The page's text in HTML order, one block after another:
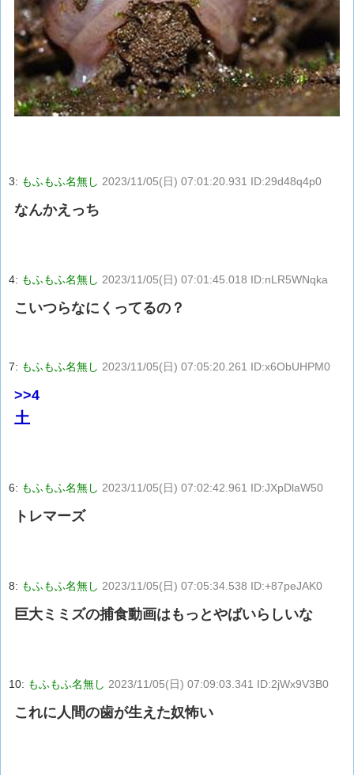
3: もふもふ名無し 2023/11/05(日) 07:01:20.931 ID:29d48q4p0
なんかえっち
4: もふもふ名無し 2023/11/05(日) 07:01:45.018 ID:nLR5WNqka
こいつらなにくってるの？
7: もふもふ名無し 2023/11/05(日) 07:05:20.261 ID:x6ObUHPM0
>>4
土
6: もふもふ名無し 2023/11/05(日) 07:02:42.961 ID:JXpDlaW50
トレマーズ
8: もふもふ名無し 2023/11/05(日) 07:05:34.538 ID:+87peJAK0
巨大ミミズの捕食動画はもっとやばいらしいな
10: もふもふ名無し 2023/11/05(日) 07:09:03.341 ID:2jWx9V3B0
これに人間の歯が生えた奴怖い